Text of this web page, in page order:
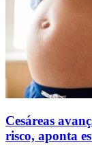
Cesáreas
risco, aponta